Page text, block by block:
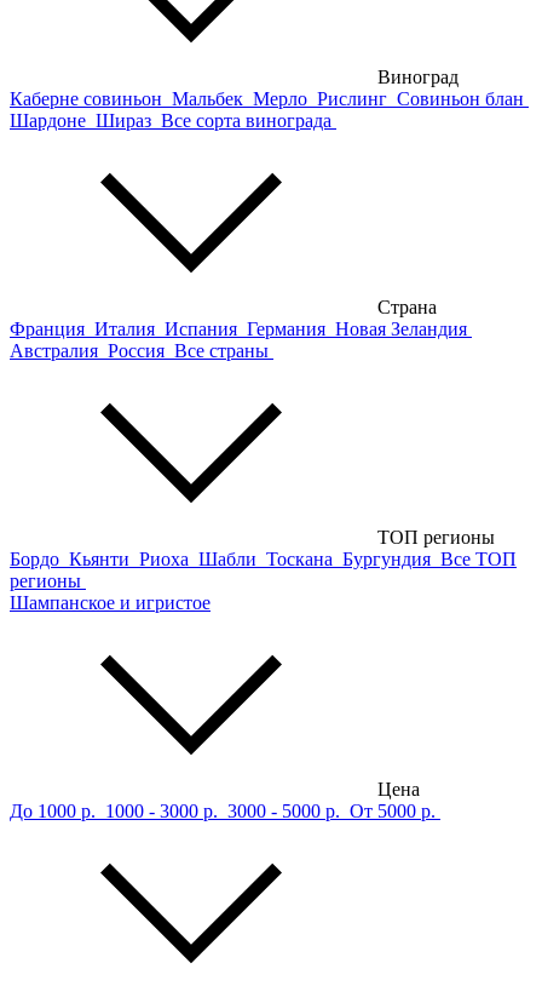
Виноград
Каберне совиньон Мальбек Мерло Рислинг Совиньон блан
Шардоне Шираз Все сорта винограда
Страна
Франция Италия Испания Германия Новая Зеландия
Австралия Россия Все страны
ТОП регионы
Бордо Кьянти Риоха Шабли Тоскана Бургундия Все ТОП
регионы
Шампанское и игристое
Цена
До 1000 р. 1000 - 3000 р. 3000 - 5000 р. От 5000 р.